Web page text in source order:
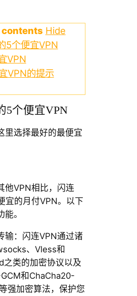
contents Hide
5个便宜VPN
VPN
VPN的提示
5个便宜VPN
里选择最好的最便宜
他VPN相比，闪连
宜的月付VPN。以下
。
输：闪连VPN通过诸
、Vless和
之类的加密协议以及
和ChaCha20-
强加密算法，保护您